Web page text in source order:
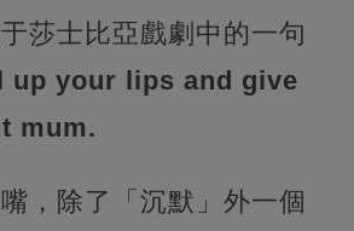
莎士比亞戲劇中的一句
up your lips and give
mum.
，除了「沉默」外一個